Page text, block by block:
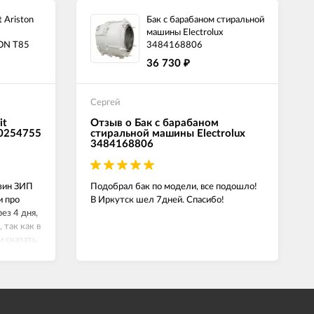
Ariston
T85
ЗИП
про
4 дня,
так как в
Бак с барабаном стиральной
машины Electrolux
3484168806
36 730 ₽
Сергей
Отзыв о Бак с барабаном
стиральной машины Electrolux
3484168806
Подобрал бак по модели, все подошло!
В Иркутск шел 7дней. Спасибо!